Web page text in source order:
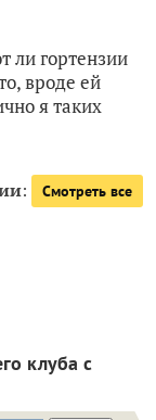
ли гортензии
вроде ей
я таких
: Смотреть все
клуба с